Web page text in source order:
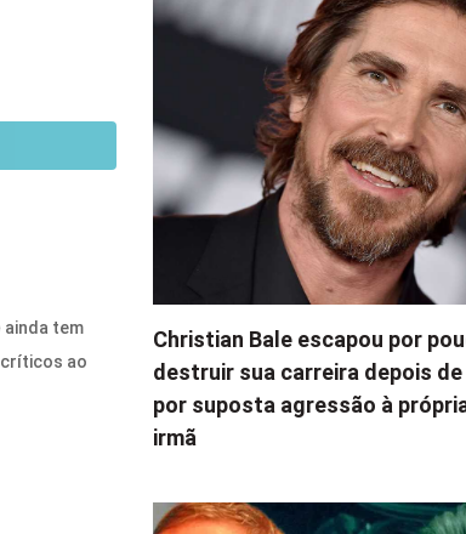
ainda tem
críticos ao
Christian Bale escapou por
destruir sua carreira depois
por suposta agressão à
irmã